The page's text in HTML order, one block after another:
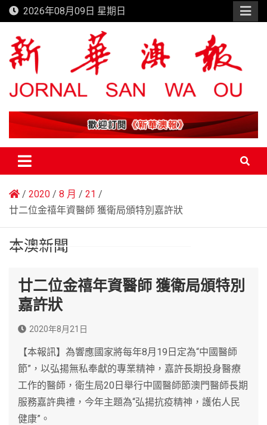
Skip
to
content
2026年08月09日 星期日
新華澳報
2020 8 月
21
廿二位金禧年資醫師 獲衛局頒特別嘉許狀
本澳新聞
廿二位金禧年資醫師 獲衛局頒特別
嘉許狀
2020年8月21日
【本報訊】為響應國家將每年8月19日定為“中國醫師
節”，以弘揚無私奉獻的專業精神，嘉許長期投身醫療
工作的醫師，衛生局20日舉行中國醫師節澳門醫師長期
服務嘉許典禮，今年主題為“弘揚抗疫精神，護佑人民
健康”。